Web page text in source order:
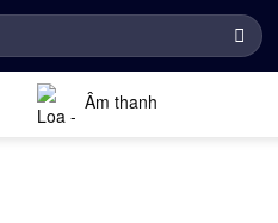
Âm thanh